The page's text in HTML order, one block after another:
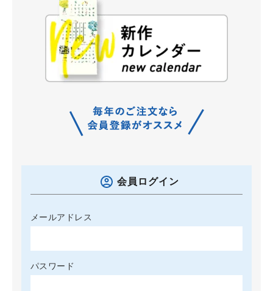
会員ログイン
メールアドレス
パスワード